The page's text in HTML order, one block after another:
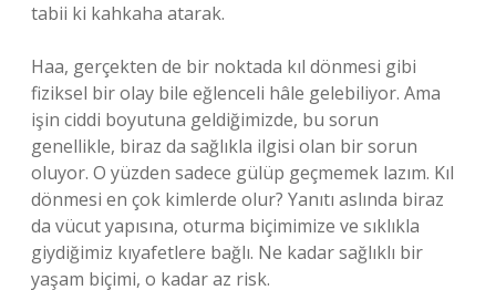
tabii ki kahkaha atarak.
Haa, gerçekten de bir noktada kıl dönmesi gibi
fiziksel bir olay bile eğlenceli hâle gelebiliyor. Ama
işin ciddi boyutuna geldiğimizde, bu sorun
genellikle, biraz da sağlıkla ilgisi olan bir sorun
oluyor. O yüzden sadece gülüp geçmemek lazım. Kıl
dönmesi en çok kimlerde olur? Yanıtı aslında biraz
da vücut yapısına, oturma biçimimize ve sıklıkla
giydiğimiz kıyafetlere bağlı. Ne kadar sağlıklı bir
yaşam biçimi, o kadar az risk.